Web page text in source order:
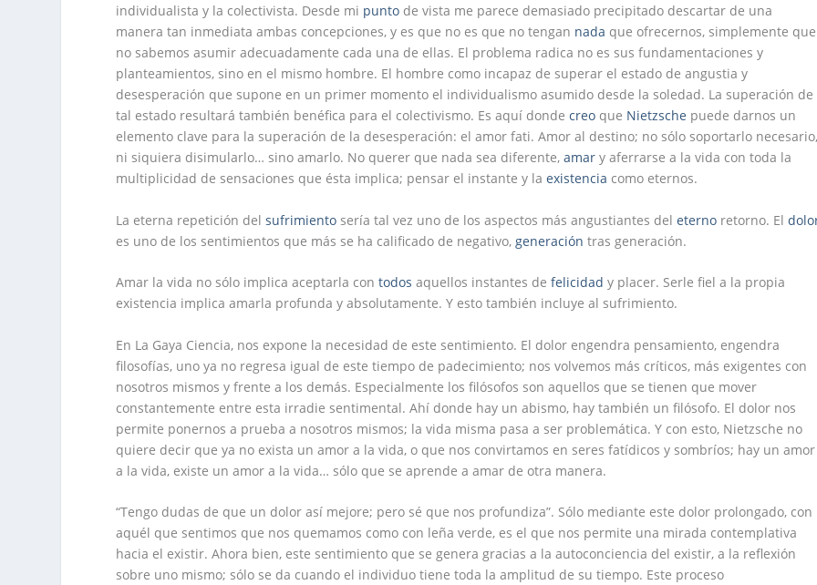
individualista y la colectivista. Desde mi punto de vista me parece demasiado precipitado descartar de una
manera tan inmediata ambas concepciones, y es que no es que no tengan nada que ofrecernos, simplemente que
no sabemos asumir adecuadamente cada una de ellas. El problema radica no es sus fundamentaciones y
planteamientos, sino en el mismo hombre. El hombre como incapaz de superar el estado de angustia y
desesperación que supone en un primer momento el individualismo asumido desde la soledad. La superación de
tal estado resultará también benéfica para el colectivismo. Es aquí dondecreo que Nietzsche puede darnos un
elemento clave para la superación de la desesperación: el amor fati. Amor al destino; no sólo soportarlo
ni siquiera disimularlo… sino amarlo. No querer que nada sea diferente,amar y aferrarse a la vida con toda la
multiplicidad de sensaciones que ésta implica; pensar el instante y laexistencia como eternos.
La eterna repetición delsufrimiento sería tal vez uno de los aspectos más angustiantes deleterno retorno. El
es uno de los sentimientos que más se ha calificado de negativo,generación tras generación.
Amar la vida no sólo implica aceptarla contodos aquellos instantes defelicidad y placer. Serle fiel a la propia
existencia implica amarla profunda y absolutamente. Y esto también incluye al sufrimiento.
En La Gaya Ciencia, nos expone la necesidad de este sentimiento. El dolor engendra pensamiento, engendra
filosofías, uno ya no regresa igual de este tiempo de padecimiento; nos volvemos más críticos, más exigentes con
nosotros mismos y frente a los demás. Especialmente los filósofos son aquellos que se tienen que mover
constantemente entre esta irradie sentimental. Ahí donde hay un abismo, hay también un filósofo. El dolor nos
permite ponernos a prueba a nosotros mismos; la vida misma pasa a ser problemática. Y con esto, Nietzsche no
quiere decir que ya no exista un amor a la vida, o que nos convirtamos en seres fatídicos y sombríos; hay un amor
a la vida, existe un amor a la vida… sólo que se aprende a amar de otra manera.
“Tengo dudas de que un dolor así mejore; pero sé que nos profundiza”. Sólo mediante este dolor prolongado, con
aquél que sentimos que nos quemamos como con leña verde, es el que nos permite una mirada contemplativa
hacia el existir. Ahora bien, este sentimiento que se genera gracias a la autoconciencia del existir, a la reflexión
sobre uno mismo; sólo se da cuando el individuo tiene toda la amplitud de su tiempo. Este proceso